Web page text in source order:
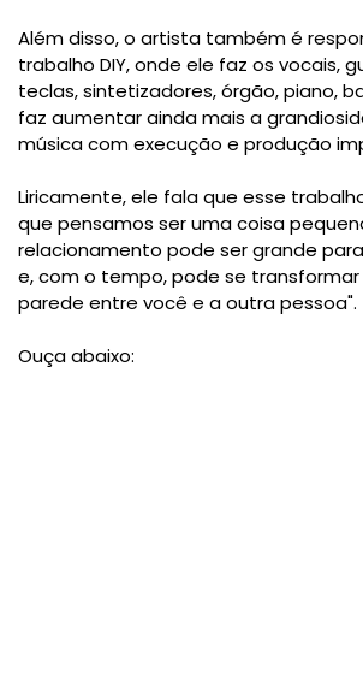
Além disso, o artista também é
trabalho DIY, onde ele faz os vocais,
teclas, sintetizadores, órgão, piano,
faz aumentar ainda mais a
música com execução e produção
Liricamente, ele fala que esse
que pensamos ser uma coisa
relacionamento pode ser grande
e, com o tempo, pode se
parede entre você e a outra pessoa".
Ouça abaixo: